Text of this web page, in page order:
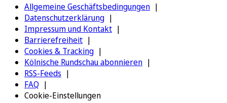
Allgemeine Geschäftsbedingungen
Datenschutzerklärung
Impressum und Kontakt
Barrierefreiheit
Cookies & Tracking
Kölnische Rundschau abonnieren
RSS-Feeds
FAQ
Cookie-Einstellungen